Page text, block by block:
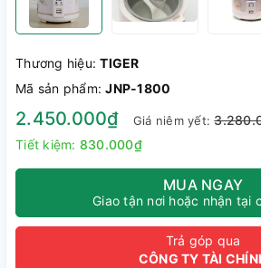
Thương hiệu:TIGER
Mã sản phẩm:JNP-1800
2.450.000₫ Giá niêm yết:
Tiết kiệm: 830.000₫
MUA NGAY
Giao tận nơi hoặc nhận tại
Trả góp qua
CÔNG TY TÀI